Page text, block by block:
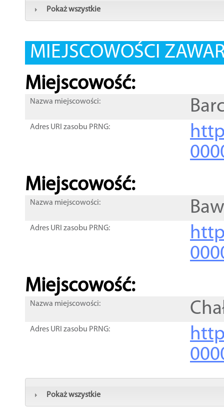
Pokaż wszystkie
MIEJSCOWOŚCI
Miejscowość:
Nazwa miejscowości:
Adres URI zasobu PRNG:
Miejscowość:
Nazwa miejscowości:
Adres URI zasobu PRNG:
Miejscowość:
Nazwa miejscowości:
Adres URI zasobu PRNG:
Pokaż wszystkie